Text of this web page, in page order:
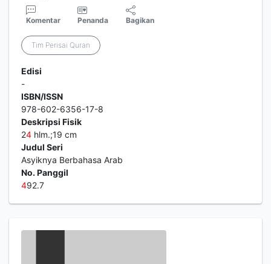
Komentar Penanda Bagikan
Tim Perisai Quran
Edisi
-
ISBN/ISSN
978-602-6356-17-8
Deskripsi Fisik
24 hlm.;19 cm
Judul Seri
Asyiknya Berbahasa Arab
No. Panggil
492.7